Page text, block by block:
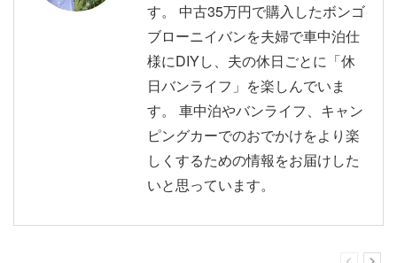
す。 中古35万円で購入したボンゴ
ブローニイバンを夫婦で車中泊仕
様にDIYし、夫の休日ごとに「休
日バンライフ」を楽しんでいま
す。 車中泊やバンライフ、キャン
ピングカーでのおでかけをより楽
しくするための情報をお届けした
いと思っています。